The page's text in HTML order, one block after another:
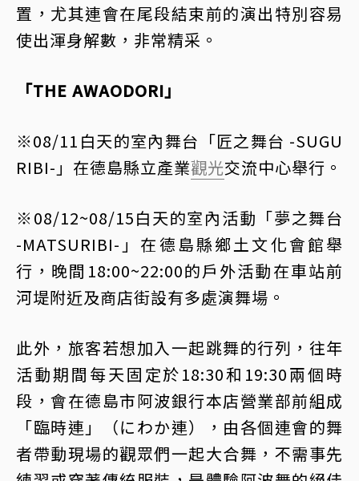
置，尤其連會在尾段結束前的演出特別容易
使出渾身解數，非常精采。
「THE AWAODORI」
※08/11白天的室內舞台「匠之舞台 -SUGU
RIBI-」在德島縣立產業觀光交流中心舉行。
※08/12~08/15白天的室內活動「夢之舞台
-MATSURIBI-」在德島縣鄉土文化會館舉
行，晚間18:00~22:00的戶外活動在車站前
河堤附近及商店街設有多處演舞場。
此外，旅客若想加入一起跳舞的行列，往年
活動期間每天固定於18:30和19:30兩個時
段，會在德島市阿波銀行本店營業部前組成
「臨時連」（にわか連），由各個連會的舞
者帶動現場的觀眾們一起大合舞，不需事先